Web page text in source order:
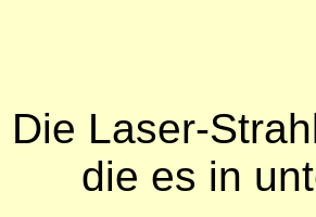
Die Laser-
die es in